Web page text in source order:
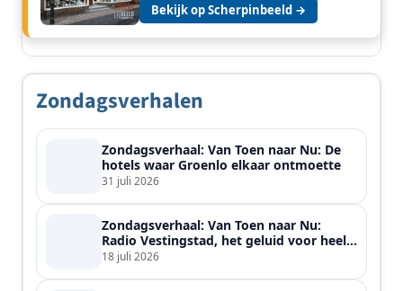
Bekijk op Scherpinbeeld →
Zondagsverhalen
Zondagsverhaal: Van Toen naar Nu: De
hotels waar Groenlo elkaar ontmoette
31 juli 2026
Zondagsverhaal: Van Toen naar Nu:
Radio Vestingstad, het geluid voor heel
de streek
18 juli 2026